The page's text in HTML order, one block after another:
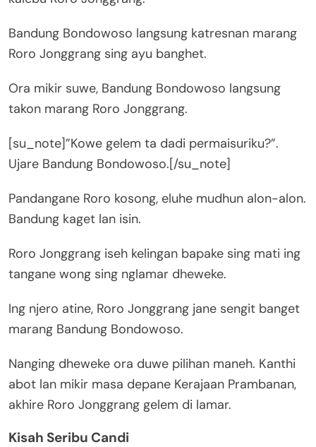
Bandung Bondowoso langsung katresnan marang
Roro Jonggrang sing ayu banghet.
Ora mikir suwe, Bandung Bondowoso langsung
takon marang Roro Jonggrang.
[su_note]”Kowe gelem ta dadi permaisuriku?”.
Ujare Bandung Bondowoso.[/su_note]
Pandangane Roro kosong, eluhe mudhun alon-alon.
Bandung kaget lan isin.
Roro Jonggrang iseh kelingan bapake sing mati ing
tangane wong sing nglamar dheweke.
Ing njero atine, Roro Jonggrang jane sengit banget
marang Bandung Bondowoso.
Nanging dheweke ora duwe pilihan maneh. Kanthi
abot lan mikir masa depane Kerajaan Prambanan,
akhire Roro Jonggrang gelem di lamar.
Kisah Seribu Candi